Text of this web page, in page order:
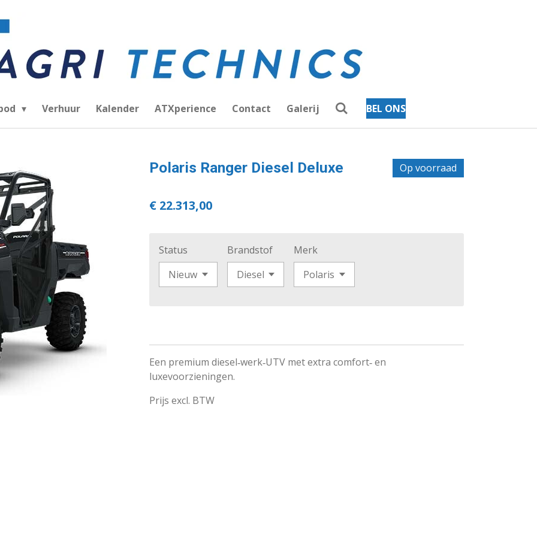
Verhuur Kalender ATXperience Contact Galerij BEL ONS
Polaris Ranger Diesel Deluxe Op voorraad
€ 22.313,00
Status Brandstof Merk
Een premium diesel‑werk‑UTV met extra comfort‑ en
luxevoorzieningen.
Prijs excl. BTW